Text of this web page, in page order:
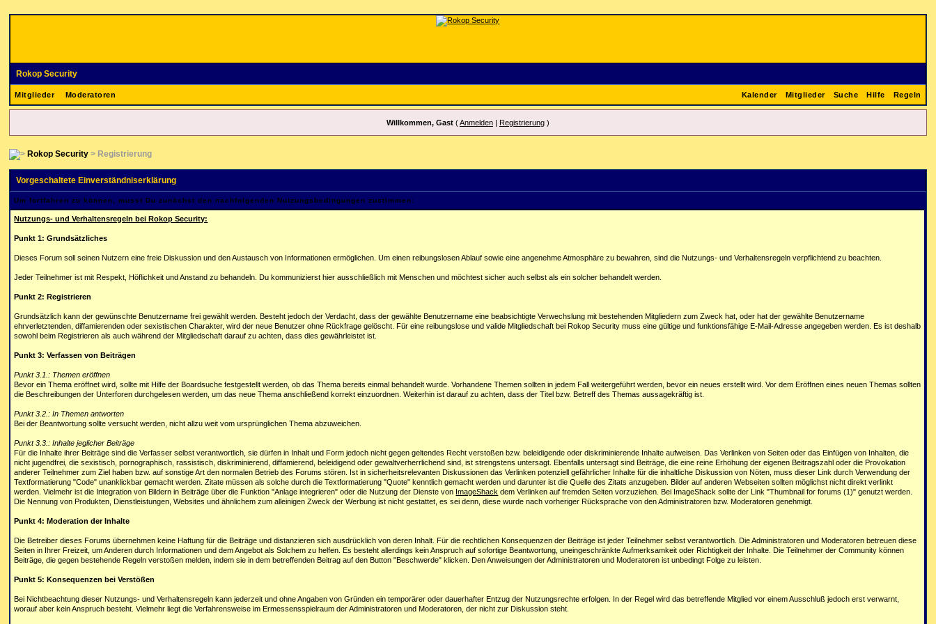
Rokop Security
Mitglieder Moderatoren Regeln
Hilfe
Suche
Mitglieder
Kalender
Willkommen, Gast(Anmelden| Registrierung)
Rokop Security > Registrierung
Vorgeschaltete Einverständniserklärung
Um fortfahren zu können, musst Du zunächst den nachfolgenden Nutzungsbedingungen zustimmen:
Nutzungs- und Verhaltensregeln bei Rokop Security:
Punkt 1: Grundsätzliches
Dieses Forum soll seinen Nutzern eine freie Diskussion und den Austausch von Informationen ermöglichen. Um einen reibungslosen Ablauf sowie eine angenehme Atmosphäre zu bewahren, sind die Nutzungs- und Verhaltensregeln verpflichtend zu beachten.
Jeder Teilnehmer ist mit Respekt, Höflichkeit und Anstand zu behandeln. Du kommunizierst hier ausschließlich mit Menschen und möchtest sicher auch selbst als ein solcher behandelt werden.
Punkt 2: Registrieren
Grundsätzlich kann der gewünschte Benutzername frei gewählt werden. Besteht jedoch der Verdacht, dass der gewählte Benutzername eine beabsichtigte Verwechslung mit bestehenden Mitgliedern zum Zweck hat, oder hat der gewählte Benutzername
ehrverletztenden, diffamierenden oder sexistischen Charakter, wird der neue Benutzer ohne Rückfrage gelöscht. Für eine reibungslose und valide Mitgliedschaft bei Rokop Security muss eine gültige und funktionsfähige E-Mail-Adresse angegeben werden. Es ist deshalb
sowohl beim Registrieren als auch während der Mitgliedschaft darauf zu achten, dass dies gewährleistet ist.
Punkt 3: Verfassen von Beiträgen
Punkt 3.1.: Themen eröffnen
Bevor ein Thema eröffnet wird, sollte mit Hilfe der Boardsuche festgestellt werden, ob das Thema bereits einmal behandelt wurde. Vorhandene Themen sollten in jedem Fall weitergeführt werden, bevor ein neues erstellt wird. Vor dem Eröffnen eines neuen Themas sollten
die Beschreibungen der Unterforen durchgelesen werden, um das neue Thema anschließend korrekt einzuordnen. Weiterhin ist darauf zu achten, dass der Titel bzw. Betreff des Themas aussagekräftig ist.
Punkt 3.2.: In Themen antworten
Bei der Beantwortung sollte versucht werden, nicht allzu weit vom ursprünglichen Thema abzuweichen.
Punkt 3.3.: Inhalte jeglicher Beiträge
Für die Inhalte ihrer Beiträge sind die Verfasser selbst verantwortlich, sie dürfen in Inhalt und Form jedoch nicht gegen geltendes Recht verstoßen bzw. beleidigende oder diskriminierende Inhalte aufweisen. Das Verlinken von Seiten oder das Einfügen von Inhalten, die
nicht jugendfrei, die sexistisch, pornographisch, rassistisch, diskriminierend, diffamierend, beleidigend oder gewaltverherrlichend sind, ist strengstens untersagt. Ebenfalls untersagt sind Beiträge, die eine reine Erhöhung der eigenen Beitragszahl oder die Provokation
anderer Teilnehmer zum Ziel haben bzw. auf sonstige Art den normalen Betrieb des Forums stören. Ist in sicherheitsrelevanten Diskussionen das Verlinken potenziell gefährlicher Inhalte für die inhaltliche Diskussion von Nöten, muss dieser Link durch Verwendung der
Textformatierung "Code" unanklickbar gemacht werden. Zitate müssen als solche durch die Textformatierung "Quote" kenntlich gemacht werden und darunter ist die Quelle des Zitats anzugeben. Bilder auf anderen Webseiten sollten möglichst nicht direkt verlinkt
werden. Vielmehr ist die Integration von Bildern in Beiträge über die Funktion "Anlage integrieren" oder die Nutzung der Dienste von ImageShack dem Verlinken auf fremden Seiten vorzuziehen. Bei ImageShack sollte der Link "Thumbnail for forums (1)" genutzt werden.
Die Nennung von Produkten, Dienstleistungen, Websites und ähnlichem zum alleinigen Zweck der Werbung ist nicht gestattet, es sei denn, diese wurde nach vorheriger Rücksprache von den Administratoren bzw. Moderatoren genehmigt.
Punkt 4: Moderation der Inhalte
Die Betreiber dieses Forums übernehmen keine Haftung für die Beiträge und distanzieren sich ausdrücklich von deren Inhalt. Für die rechtlichen Konsequenzen der Beiträge ist jeder Teilnehmer selbst verantwortlich. Die Administratoren und Moderatoren betreuen diese
Seiten in Ihrer Freizeit, um Anderen durch Informationen und dem Angebot als Solchem zu helfen. Es besteht allerdings kein Anspruch auf sofortige Beantwortung, uneingeschränkte Aufmerksamkeit oder Richtigkeit der Inhalte. Die Teilnehmer der Community können
Beiträge, die gegen bestehende Regeln verstoßen melden, indem sie in dem betreffenden Beitrag auf den Button "Beschwerde" klicken. Den Anweisungen der Administratoren und Moderatoren ist unbedingt Folge zu leisten.
Punkt 5: Konsequenzen bei Verstößen
Bei Nichtbeachtung dieser Nutzungs- und Verhaltensregeln kann jederzeit und ohne Angaben von Gründen ein temporärer oder dauerhafter Entzug der Nutzungsrechte erfolgen. In der Regel wird das betreffende Mitglied vor einem Ausschluß jedoch erst verwarnt,
worauf aber kein Anspruch besteht. Vielmehr liegt die Verfahrensweise im Ermessensspielraum der Administratoren und Moderatoren, der nicht zur Diskussion steht.